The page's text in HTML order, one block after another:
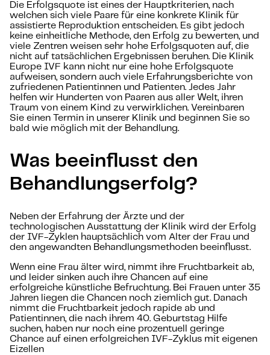
Die Erfolgsquote ist eines der Hauptkriterien, nach
welchen sich viele Paare für eine konkrete Klinik für
assistierte Reproduktion entscheiden. Es gibt jedoch
keine einheitliche Methode, den Erfolg zu bewerten, und
viele Zentren weisen sehr hohe Erfolgsquoten auf, die
nicht auf tatsächlichen Ergebnissen beruhen. Die Klinik
Europe IVF kann nicht nur eine hohe Erfolgsquote
aufweisen, sondern auch viele Erfahrungsberichte von
zufriedenen Patientinnen und Patienten. Jedes Jahr
helfen wir Hunderten von Paaren aus aller Welt, ihren
Traum von einem Kind zu verwirklichen. Vereinbaren
Sie einen Termin in unserer Klinik und beginnen Sie so
bald wie möglich mit der Behandlung.
Was beeinflusst den
Behandlungserfolg?
Neben der Erfahrung der Ärzte und der
technologischen Ausstattung der Klinik wird der Erfolg
der IVF-Zyklen hauptsächlich vom Alter der Frau und
den angewandten Behandlungsmethoden beeinflusst.
Wenn eine Frau älter wird, nimmt ihre Fruchtbarkeit ab,
und leider sinken auch ihre Chancen auf eine
erfolgreiche künstliche Befruchtung. Bei Frauen unter 35
Jahren liegen die Chancen noch ziemlich gut. Danach
nimmt die Fruchtbarkeit jedoch rapide ab und
Patientinnen, die nach ihrem 40. Geburtstag Hilfe
suchen, haben nur noch eine prozentuell geringe
Chance auf einen erfolgreichen IVF-Zyklus mit eigenen
Eizellen